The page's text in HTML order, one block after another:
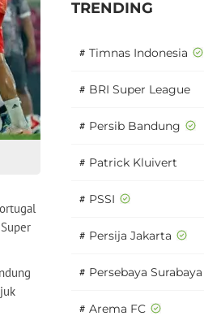
TRENDING
# Timnas Indonesia
# BRI Super League
# Persib Bandung
# Patrick Kluivert
# PSSI
# Persija Jakarta
# Persebaya Surabaya
# Arema FC